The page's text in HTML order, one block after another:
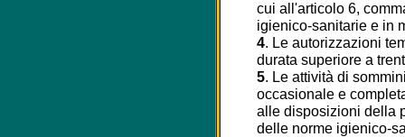
cui all'articolo 6,
igienico-sanitarie e in
4. Le autorizzazioni
durata superiore a
5. Le attività di
occasionale e
alle disposizioni della
delle norme igienico-